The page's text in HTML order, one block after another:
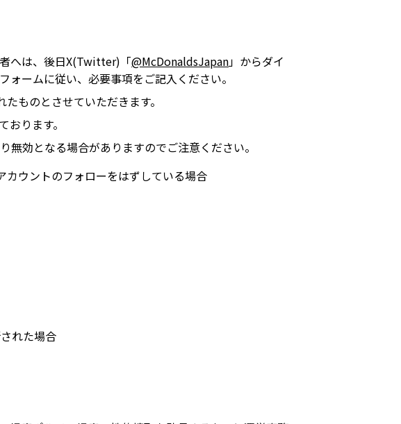
へは、後日X(Twitter)「@McDonaldsJapan」からダイ
ームに従い、必要事項をご記入ください。
ものとさせていただきます。
ります。
効となる場合がありますのでご注意ください。
ウントのフォローをはずしている場合
れた場合